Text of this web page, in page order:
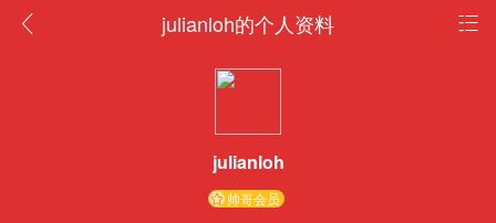
julianloh的个人资料
julianloh
帅哥会员